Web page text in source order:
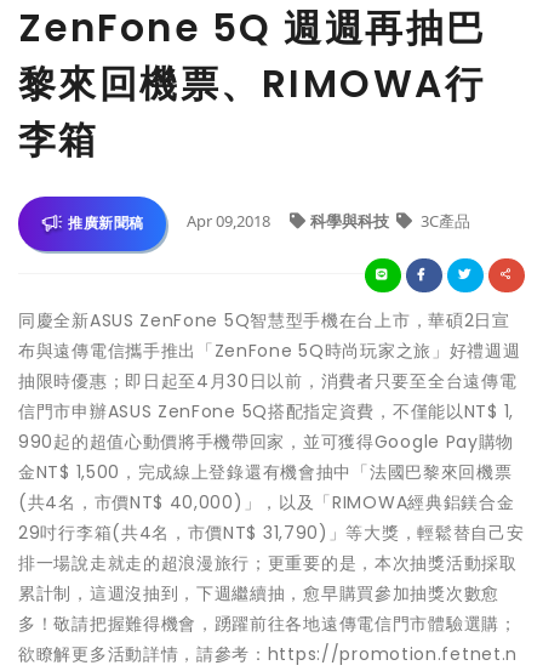
ZenFone 5Q 週週再抽巴
黎來回機票、RIMOWA行
李箱
推廣新聞稿 Apr 09,2018 科學與科技 3C產品
同慶全新ASUS ZenFone 5Q智慧型手機在台上市，華碩2日宣
布與遠傳電信攜手推出「ZenFone 5Q時尚玩家之旅」好禮週週
抽限時優惠；即日起至4月30日以前，消費者只要至全台遠傳電
信門市申辦ASUS ZenFone 5Q搭配指定資費，不僅能以NT$ 1,
990起的超值心動價將手機帶回家，並可獲得Google Pay購物
金NT$ 1,500，完成線上登錄還有機會抽中「法國巴黎來回機票
(共4名，市價NT$ 40,000)」，以及「RIMOWA經典鋁鎂合金
29吋行李箱(共4名，市價NT$ 31,790)」等大獎，輕鬆替自己安
排一場說走就走的超浪漫旅行；更重要的是，本次抽獎活動採取
累計制，這週沒抽到，下週繼續抽，愈早購買參加抽獎次數愈
多！敬請把握難得機會，踴躍前往各地遠傳電信門市體驗選購；
欲瞭解更多活動詳情，請參考：https://promotion.fetnet.n